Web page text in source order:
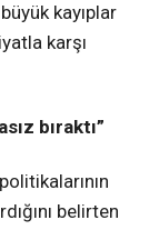
kayıplar
karşı
bıraktı”
belirten